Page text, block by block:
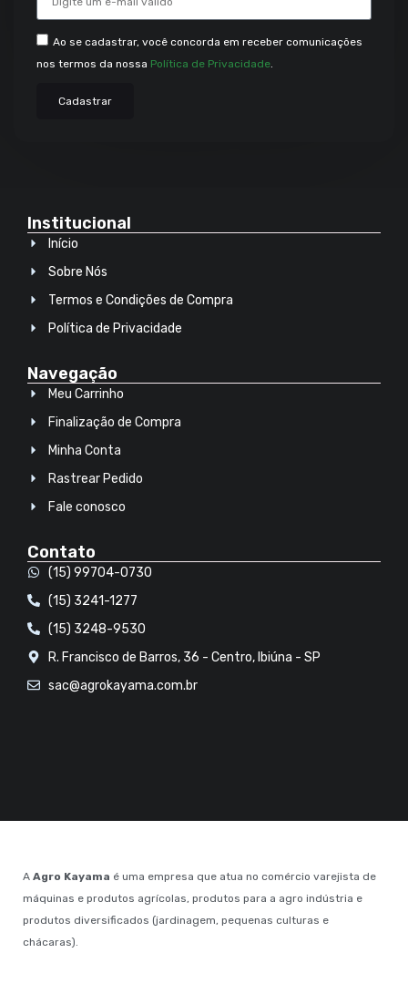
Ao se cadastrar, você concorda em receber comunicações
nos termos da nossa Política de Privacidade
Cadastrar
Institucional
Início
Sobre Nós
Termos e Condições de Compra
Política de Privacidade
Navegação
Meu Carrinho
Finalização de Compra
Minha Conta
Rastrear Pedido
Fale conosco
Contato
(15) 99704-0730
(15) 3241-1277
(15) 3248-9530
R. Francisco de Barros, 36 - Centro, Ibiúna - SP
sac@agrokayama.com.br
A Agro Kayama é uma empresa que atua no comércio varejista de
máquinas e produtos agrícolas, produtos para a agro indústria e
produtos diversificados (jardinagem, pequenas culturas e
chácaras).